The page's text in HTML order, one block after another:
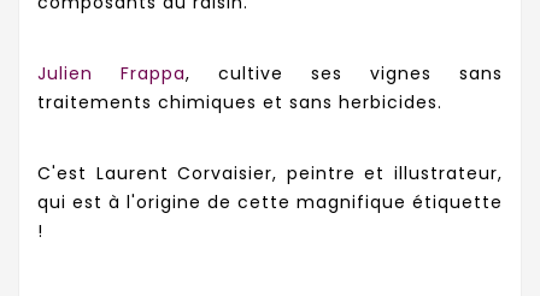
Julien Frappa, cultive ses vignes sans
traitements chimiques et sans herbicides.
C'est Laurent Corvaisier, peintre et illustrateur,
qui est à l'origine de cette magnifique étiquette
!